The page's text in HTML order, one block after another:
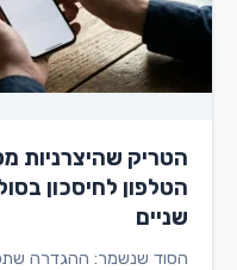
הטריק שהיצרניות
הטלפון לחיסכון
שניים
הסוד שנשמר: ההגדרה